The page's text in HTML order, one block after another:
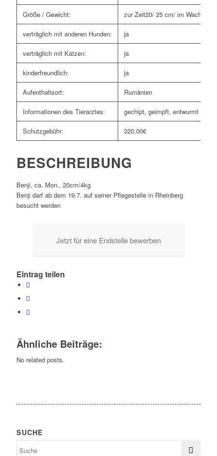
Größe / Gewicht: zur Zeit20/ 25 cm/ im Wachstum
verträglich mit anderen Hunden: ja
verträglich mit Katzen: ja
kinderfreundlich: ja
Aufenthaltsort: Rumänien
Informationen des Tierarztes: gechipt, geimpft, entwurmt
Schutzgebühr: 320,00€
BESCHREIBUNG
Benji, ca. Mon., 20cm/4kg
Benji darf ab dem 19.7. auf seiner Pflegestelle in Rheinberg
besucht werden
Jetzt für eine Endstelle bewerben
Eintrag teilen
Ähnliche Beiträge:
No related posts.
SUCHE